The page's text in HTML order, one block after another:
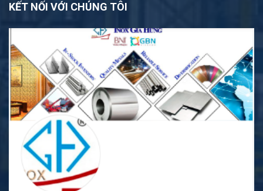
KẾT NỐI VỚI CHÚNG TÔI